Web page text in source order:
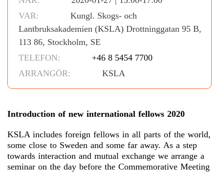
VAR:
Kungl. Skogs- och
Lantbruksakademien (KSLA) Drottninggatan 95 B,
113 86, Stockholm, SE
TELEFON:
+46 8 5454 7700
ARRANGÖR:
KSLA
Introduction of new international fellows 2020
KSLA includes foreign fellows in all parts of the world,
some close to Sweden and some far away. As a step
towards interaction and mutual exchange we arrange a
seminar on the day before the Commemorative Meeting